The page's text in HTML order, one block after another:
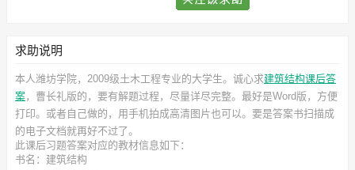
求助说明
本人潍坊学院，2009级土木工程专业的大学生。诚心求建筑结构课后答
案，曹长礼版的，要有解题过程，尽量详尽完整。最好是Word版，方便
打印。或者自己做的，用手机拍成高清图片也可以。要是答案书扫描成
的电子文档就再好不过了。
此课后习题答案对应的教材信息如下：
书名：建筑结构